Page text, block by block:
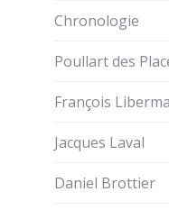
Chronologie
Poullart des
François
Jacques Laval
Daniel Brottier